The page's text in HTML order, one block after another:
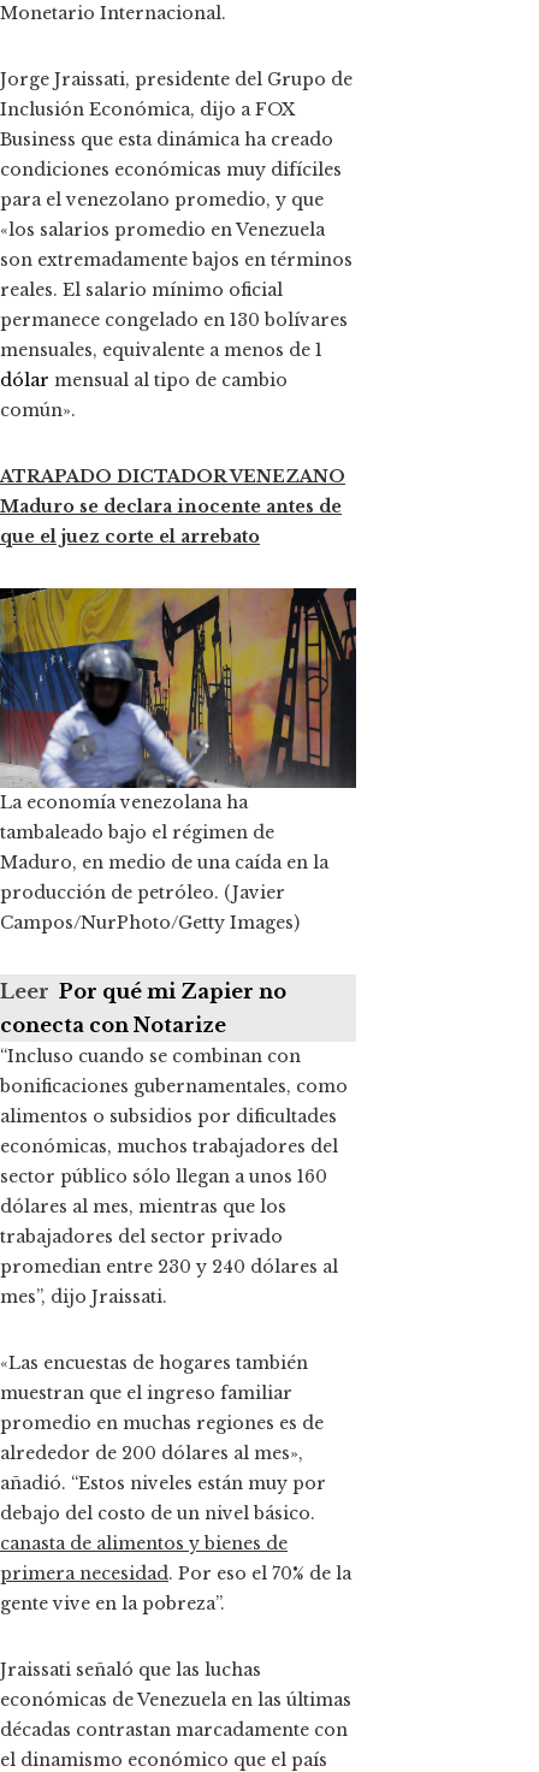
Monetario Internacional.
Jorge Jraissati, presidente del Grupo de
Inclusión Económica, dijo a FOX
Business que esta dinámica ha creado
condiciones económicas muy difíciles
para el venezolano promedio, y que
«los salarios promedio en Venezuela
son extremadamente bajos en términos
reales. El salario mínimo oficial
permanece congelado en 130 bolívares
mensuales, equivalente a menos de 1
dólar mensual al tipo de cambio
común».
ATRAPADO DICTADOR VENEZANO
Maduro se declara inocente antes de
que el juez corte el arrebato
La economía venezolana ha
tambaleado bajo el régimen de
Maduro, en medio de una caída en la
producción de petróleo. (Javier
Campos/NurPhoto/Getty Images)
Leer Por qué mi Zapier no
conecta con Notarize
“Incluso cuando se combinan con
bonificaciones gubernamentales, como
alimentos o subsidios por dificultades
económicas, muchos trabajadores del
sector público sólo llegan a unos 160
dólares al mes, mientras que los
trabajadores del sector privado
promedian entre 230 y 240 dólares al
mes”, dijo Jraissati.
«Las encuestas de hogares también
muestran que el ingreso familiar
promedio en muchas regiones es de
alrededor de 200 dólares al mes»,
añadió. “Estos niveles están muy por
debajo del costo de un nivel básico.
canasta de alimentos y bienes de
primera necesidad. Por eso el 70% de la
gente vive en la pobreza”.
Jraissati señaló que las luchas
económicas de Venezuela en las últimas
décadas contrastan marcadamente con
el dinamismo económico que el país